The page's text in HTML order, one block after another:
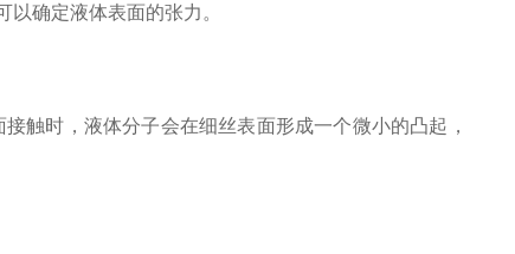
确定液体表面的张力。
时，液体分子会在细丝表面形成一个微小的凸起，